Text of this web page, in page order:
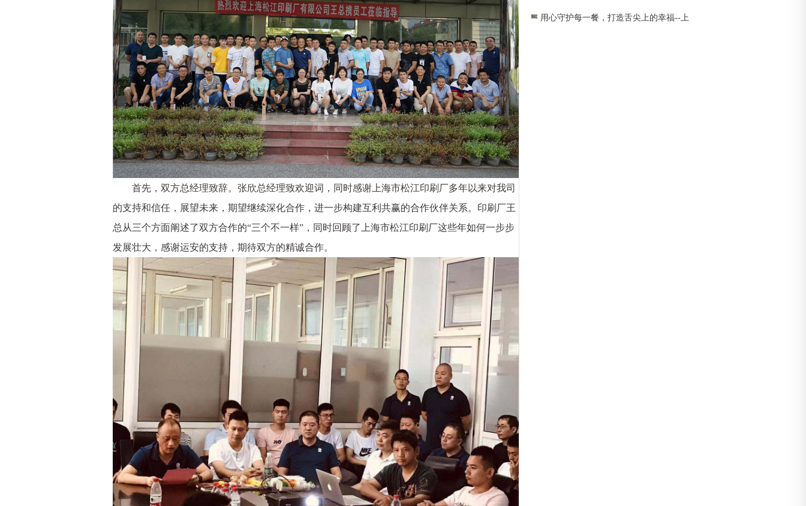
首先，双方总经理致辞。张欣总经理致欢迎词，同时感谢上海市松江印刷厂多年以来对我司
的支持和信任，展望未来，期望继续深化合作，进一步构建互利共赢的合作伙伴关系。印刷厂王
总从三个方面阐述了双方合作的“三个不一样”，同时回顾了上海市松江印刷厂这些年如何一步步
发展壮大，感谢运安的支持，期待双方的精诚合作。
市场首条全自动凹印制版生产线剪彩仪式
用心守护每一餐，打造舌尖上的幸福--上